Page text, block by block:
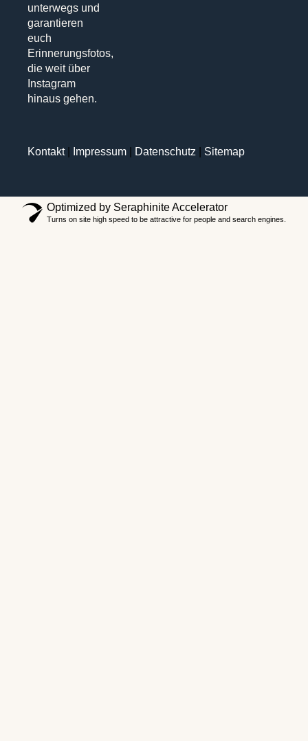
unterwegs und
garantieren
euch
Erinnerungsfotos,
die weit über
Instagram
hinaus gehen.
Kontakt| Impressum Datenschutz Sitemap
Optimized by Seraphinite Accelerator
Turns on site high speed to be attractive for people and search engines.